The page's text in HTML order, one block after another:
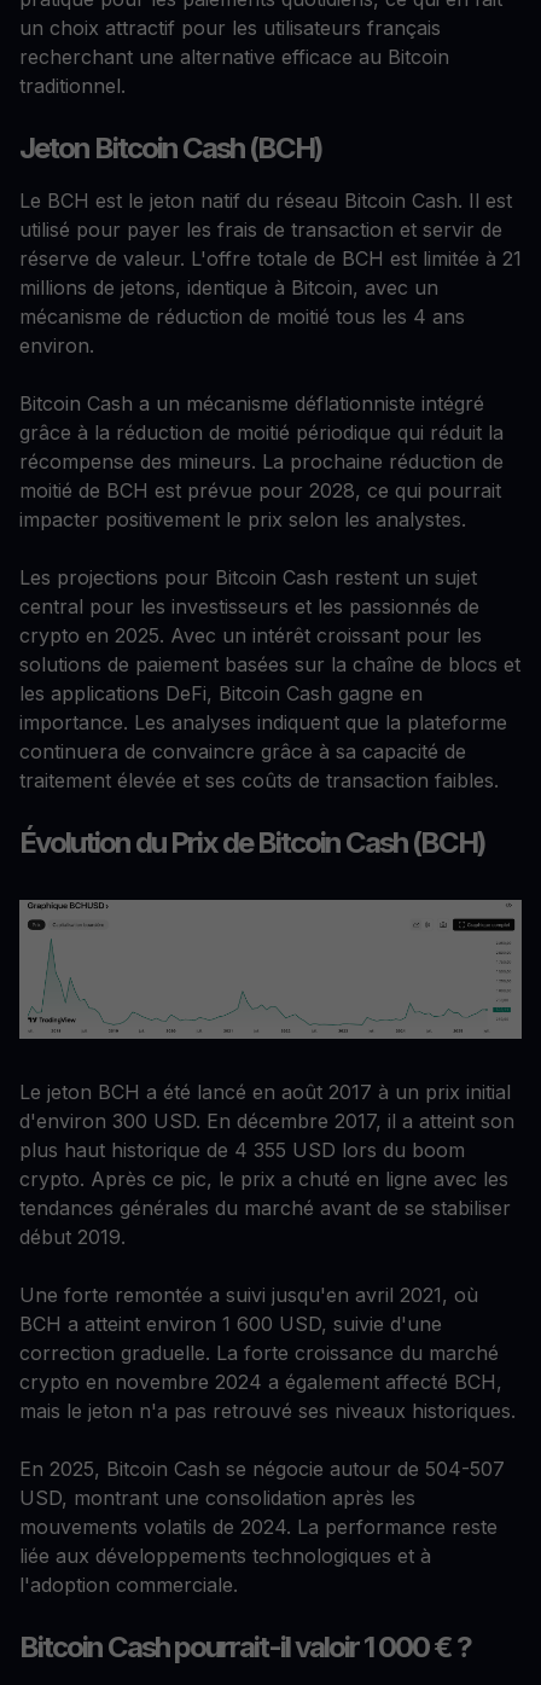
un choix attractif pour les utilisateurs français
recherchant une alternative efficace au Bitcoin
traditionnel.
Jeton Bitcoin Cash (BCH)
Le BCH est le jeton natif du réseau Bitcoin Cash. Il est
utilisé pour payer les frais de transaction et servir de
réserve de valeur. L'offre totale de BCH est limitée à 21
millions de jetons, identique à Bitcoin, avec un
mécanisme de réduction de moitié tous les 4 ans
environ.
Bitcoin Cash a un mécanisme déflationniste intégré
grâce à la réduction de moitié périodique qui réduit la
récompense des mineurs. La prochaine réduction de
moitié de BCH est prévue pour 2028, ce qui pourrait
impacter positivement le prix selon les analystes.
Les projections pour Bitcoin Cash restent un sujet
central pour les investisseurs et les passionnés de
crypto en 2025. Avec un intérêt croissant pour les
solutions de paiement basées sur la chaîne de blocs et
les applications DeFi, Bitcoin Cash gagne en
importance. Les analyses indiquent que la plateforme
continuera de convaincre grâce à sa capacité de
traitement élevée et ses coûts de transaction faibles.
Évolution du Prix de Bitcoin Cash (BCH)
Le jeton BCH a été lancé en août 2017 à un prix initial
d'environ 300 USD. En décembre 2017, il a atteint son
plus haut historique de 4 355 USD lors du boom
crypto. Après ce pic, le prix a chuté en ligne avec les
tendances générales du marché avant de se stabiliser
début 2019.
Une forte remontée a suivi jusqu'en avril 2021, où
BCH a atteint environ 1 600 USD, suivie d'une
correction graduelle. La forte croissance du marché
crypto en novembre 2024 a également affecté BCH,
mais le jeton n'a pas retrouvé ses niveaux historiques.
En 2025, Bitcoin Cash se négocie autour de 504-507
USD, montrant une consolidation après les
mouvements volatils de 2024. La performance reste
liée aux développements technologiques et à
l'adoption commerciale.
Bitcoin Cash pourrait-il valoir 1 000 € ?